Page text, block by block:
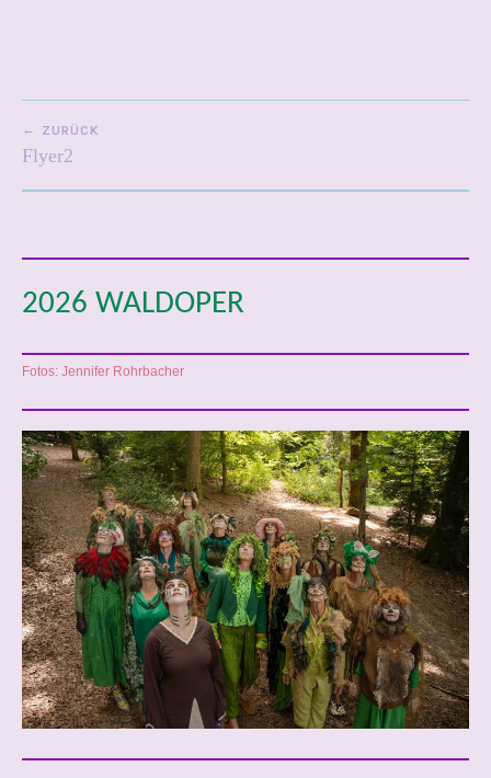
BEITRAGSNAVIGATION
ZURÜCK
Flyer2
2026 WALDOPER
Fotos: Jennifer Rohrbacher